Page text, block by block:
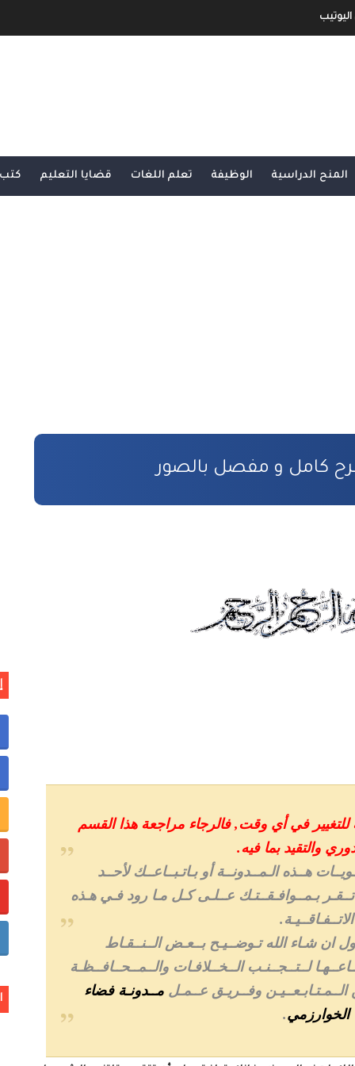
الربح منها
شامل و مفصل
بالمادة المدنية
المنح الدراسية الوظيفة تعلم اللغات قضايا التعليم كتب
للتغيير في أي وقت, فالرجاء مراجعة هذا القسم
والتقيد بما فيه.
هــذه الـمــدونــة أو بـاتـبــاعــك لأحــد
بـمــوافـقــتـك عــلـى كـل مـا رود فـي هـذه
الاتــفـاقــيـة.
ان شـاء الله تـوضــيـح بــعـض الــنــقـاط
لــتــجــنـب الــخــلافـات والــمــحــافــظـة
وفــريـق عــمـلمــدونـة فضاء
الخوارزمي.